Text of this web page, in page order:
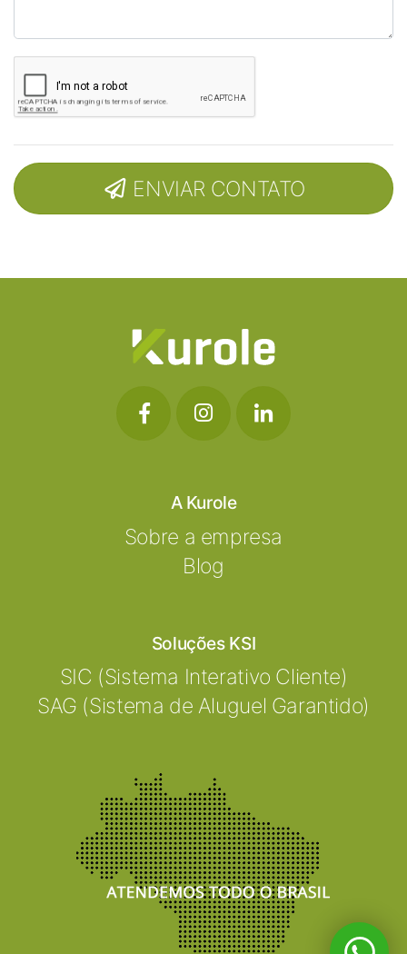
ENVIAR CONTATO
A Kurole
Sobre a empresa
Blog
Soluções KSI
SIC (Sistema Interativo Cliente)
SAG (Sistema de Aluguel Garantido)